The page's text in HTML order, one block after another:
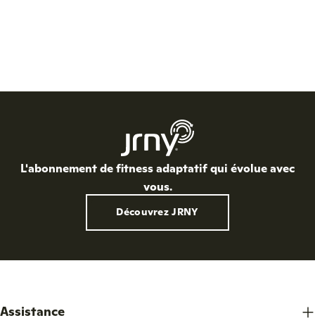
L'abonnement de fitness adaptatif qui évolue avec
vous.
Découvrez JRNY
Assistance